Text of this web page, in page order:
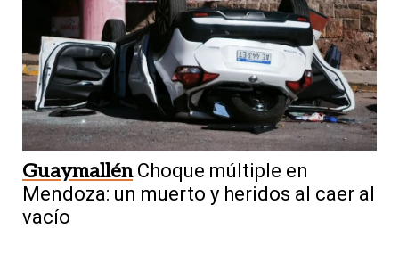
Guaymallén Choque múltiple en
Mendoza: un muerto y heridos al caer al
vacío